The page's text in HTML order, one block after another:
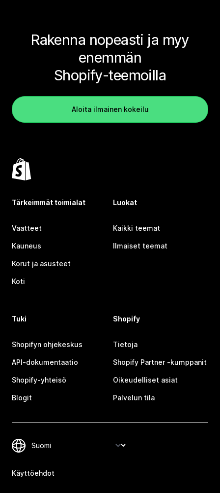
Rakenna nopeasti ja myy
enemmän
Shopify-teemoilla
Aloita ilmainen kokeilu
Tärkeimmät toimialat
Vaatteet
Kauneus
Korut ja asusteet
Koti
Luokat
Kaikki teemat
Ilmaiset teemat
Tuki
Shopifyn ohjekeskus
API-dokumentaatio
Shopify-yhteisö
Blogit
Shopify
Tietoja
Shopify Partner ‑kumppanit
Oikeudelliset asiat
Palvelun tila
Käyttöehdot